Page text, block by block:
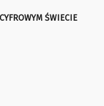
ŚWIECIE